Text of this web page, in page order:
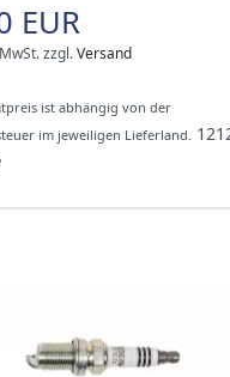
EUR
zzgl.Versand
ist abhängig von der
im jeweiligen Lieferland.